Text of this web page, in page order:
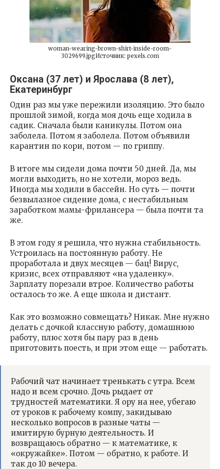
woman-wearing-brown-shirt-inside-room-
3029699.jpgИсточник: pexels.com
Оксана (37 лет) и Ярослава (8 лет),
Екатеринбург
Один раз мы уже пережили изоляцию. Это было
прошлой зимой, когда моя дочь еще ходила в
садик. Сначала были каникулы. Потом она
заболела. Потом я заболела. Потом объявили
карантин по кори, потом — по гриппу.
В итоге мы сидели дома почти 50 дней. Да, мы
могли выходить, но не хотели, мороз ведь.
Иногда мы ходили в бассейн. Но суть — почти
безвылазное сидение дома, с нестабильным
заработком мамы-фрилансера — была почти та
же.
В этом году я решила, что нужна стабильность.
Устроилась на постоянную работу. Не
проработала и двух месяцев — бац! Вирус,
кризис, всех отправляют «на удаленку».
Зарплату порезали втрое. Количество работы
осталось то же. А еще школа и дистант.
Как это возможно совмещать? Никак. Мне нужно
делать с дочкой классную работу, домашнюю
работу, плюс хотя бы пару раз в день
приготовить поесть, и при этом еще — работать.
Рабочий чат начинает тренькать с утра. Всем
надо и всем срочно. Дочь рыдает от
трудностей математики. Я ору на нее, убегаю
от уроков к рабочему компу, закидываю
несколько вопросов в разные чаты —
имитирую бурную деятельность. И
возвращаюсь обратно — к математике, к
«окружайке». Потом — обратно, к работе. И
так до 10 вечера.